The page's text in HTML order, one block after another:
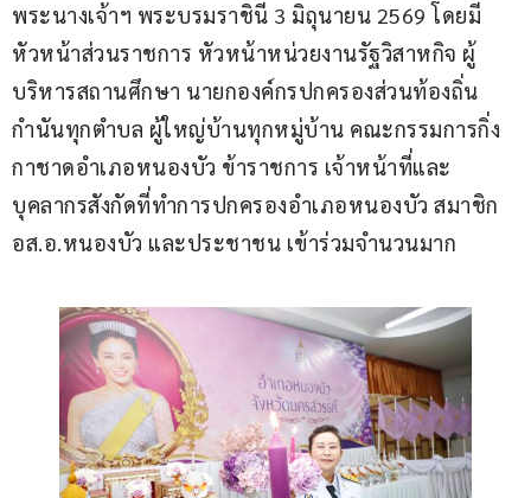
พระนางเจ้าฯ พระบรมราชินี 3 มิถุนายน 2569 โดยมี
หัวหน้าส่วนราชการ หัวหน้าหน่วยงานรัฐวิสาหกิจ ผู้
บริหารสถานศึกษา นายกองค์กรปกครองส่วนท้องถิ่น
กำนันทุกตำบล ผู้ใหญ่บ้านทุกหมู่บ้าน คณะกรรมการกิ่ง
กาชาดอำเภอหนองบัว ข้าราชการ เจ้าหน้าที่และ
บุคลากรสังกัดที่ทำการปกครองอำเภอหนองบัว สมาชิก
อส.อ.หนองบัว และประชาชน เข้าร่วมจำนวนมาก